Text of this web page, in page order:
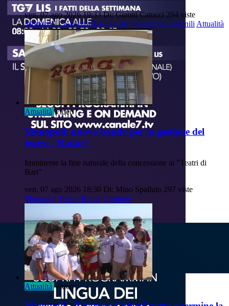
ven, 07 ago 2026 19:33 Di: Gianni Catucci 294 viste
Monopoli La-Piazza-La-Fai-Tu!” Politiche-Giovanili Attualità
Attualità Video
Monopoli: nuovo bando per la gestione del
teatro "Radar"
Imminente la fine naturale della concessione ai "Teatri di
Bari"
ven, 07 ago 2026 18:30 Di: Mino Spalluto 297 viste
Monopoli Teatro-Radar Gestione
Attualità Video